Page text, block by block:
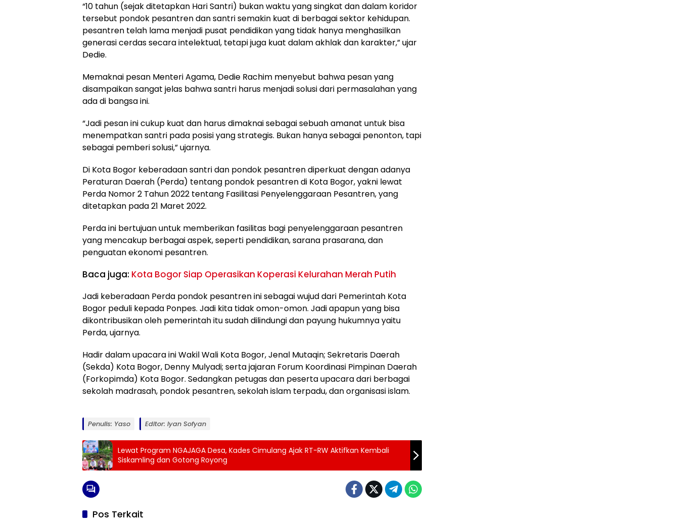
“10 tahun (sejak ditetapkan Hari Santri) bukan waktu yang singkat dan dalam koridor
tersebut pondok pesantren dan santri semakin kuat di berbagai sektor kehidupan.
pesantren telah lama menjadi pusat pendidikan yang tidak hanya menghasilkan
generasi cerdas secara intelektual, tetapi juga kuat dalam akhlak dan karakter,” ujar
Dedie.
Memaknai pesan Menteri Agama, Dedie Rachim menyebut bahwa pesan yang
disampaikan sangat jelas bahwa santri harus menjadi solusi dari permasalahan yang
ada di bangsa ini.
“Jadi pesan ini cukup kuat dan harus dimaknai sebagai sebuah amanat untuk bisa
menempatkan santri pada posisi yang strategis. Bukan hanya sebagai penonton, tapi
sebagai pemberi solusi,” ujarnya.
Di Kota Bogor keberadaan santri dan pondok pesantren diperkuat dengan adanya
Peraturan Daerah (Perda) tentang pondok pesantren di Kota Bogor, yakni lewat
Perda Nomor 2 Tahun 2022 tentang Fasilitasi Penyelenggaraan Pesantren, yang
ditetapkan pada 21 Maret 2022.
Perda ini bertujuan untuk memberikan fasilitas bagi penyelenggaraan pesantren
yang mencakup berbagai aspek, seperti pendidikan, sarana prasarana, dan
penguatan ekonomi pesantren.
Baca juga: Kota Bogor Siap Operasikan Koperasi Kelurahan Merah Putih
Jadi keberadaan Perda pondok pesantren ini sebagai wujud dari Pemerintah Kota
Bogor peduli kepada Ponpes. Jadi kita tidak omon-omon. Jadi apapun yang bisa
dikontribusikan oleh pemerintah itu sudah dilindungi dan payung hukumnya yaitu
Perda, ujarnya.
Hadir dalam upacara ini Wakil Wali Kota Bogor, Jenal Mutaqin; Sekretaris Daerah
(Sekda) Kota Bogor, Denny Mulyadi; serta jajaran Forum Koordinasi Pimpinan Daerah
(Forkopimda) Kota Bogor. Sedangkan petugas dan peserta upacara dari berbagai
sekolah madrasah, pondok pesantren, sekolah islam terpadu, dan organisasi islam.
Penulis: Yaso Editor: Iyan Sofyan
Lewat Program NGAJAGA Desa, Kades Cimulang Ajak RT-RW Aktifkan Kembali
Siskamling dan Gotong Royong
Pos Terkait